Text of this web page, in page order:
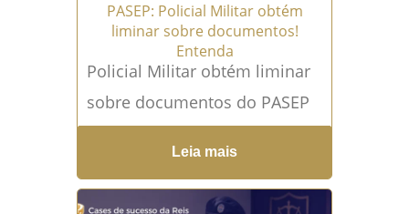
PASEP: Policial Militar obtém
liminar sobre documentos!
Entenda
Policial Militar obtém liminar
sobre documentos do PASEP
Policial Militar obtém liminar
sobre documentos do PASEP
depois de enfrentar uma
Leia mais